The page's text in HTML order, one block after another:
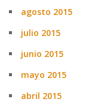
agosto 2015
julio 2015
junio 2015
mayo 2015
abril 2015